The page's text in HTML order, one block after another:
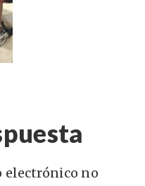
electrónico no